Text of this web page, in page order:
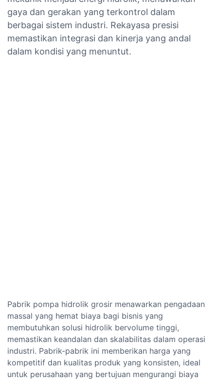
gaya dan gerakan yang terkontrol dalam
berbagai sistem industri. Rekayasa presisi
memastikan integrasi dan kinerja yang andal
dalam kondisi yang menuntut.
Pabrik pompa hidrolik grosir menawarkan pengadaan
massal yang hemat biaya bagi bisnis yang
membutuhkan solusi hidrolik bervolume tinggi,
memastikan keandalan dan skalabilitas dalam operasi
industri. Pabrik-pabrik ini memberikan harga yang
kompetitif dan kualitas produk yang konsisten, ideal
untuk perusahaan yang bertujuan mengurangi biaya